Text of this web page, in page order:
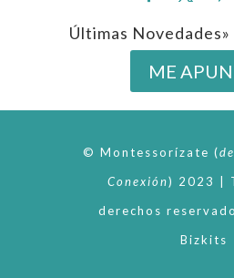
Últimas Novedades»
ME
© Montessorízate(de
Conexión) 2023 |
derechos
Bizkits